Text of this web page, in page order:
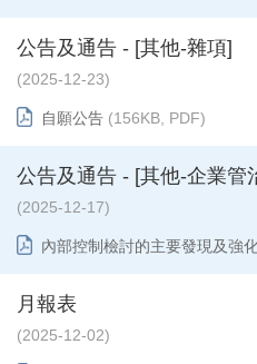
公告及通告 - [其他-雜項]
(2025-12-23)
自願公告 (156KB, PDF)
公告及通告 - [其他-企業管
(2025-12-17)
內部控制檢討的主要發現及強
月報表
(2025-12-02)